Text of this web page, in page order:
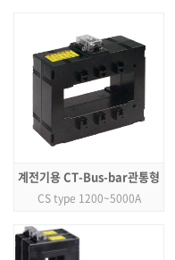
계전기용 CT-Bus-bar관통형
CS type 1200~5000A